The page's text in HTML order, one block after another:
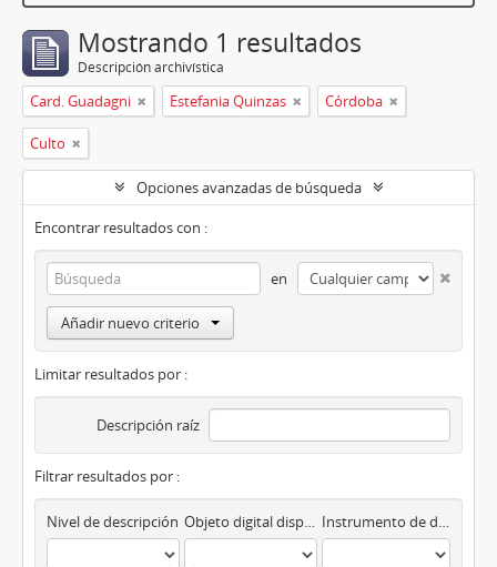
Mostrando 1 resultados
Descripción archivística
Card. Guadagni Estefania Quinzas Córdoba
Culto
Opciones avanzadas de búsqueda
Encontrar resultados con :
en
Añadir nuevo criterio
Limitar resultados por :
Descripción raíz
Filtrar resultados por :
Nivel de descripción Objeto digital disponibles Instrumento de descripción